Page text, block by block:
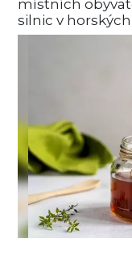
místních
silnic v